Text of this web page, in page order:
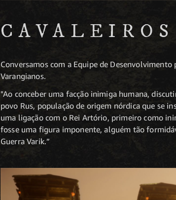
Conversamos com a Equipe de
Varangianos.
"Ao conceber uma facção inimiga humana,
povo Rus, população de origem nórdica que se
uma ligação com o Rei Artório, primeiro como
fosse uma figura imponente, alguém tão
Guerra Varik.”